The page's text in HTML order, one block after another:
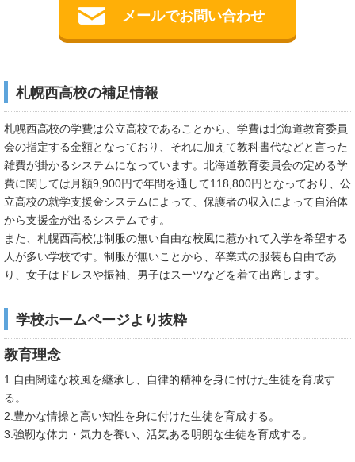
メールでお問い合わせ
札幌西高校の補足情報
札幌西高校の学費は公立高校であることから、学費は北海道教育委員
会の指定する金額となっており、それに加えて教科書代などと言った
雑費が掛かるシステムになっています。北海道教育委員会の定める学
費に関しては月額9,900円で年間を通して118,800円となっており、公
立高校の就学支援金システムによって、保護者の収入によって自治体
から支援金が出るシステムです。
また、札幌西高校は制服の無い自由な校風に惹かれて入学を希望する
人が多い学校です。制服が無いことから、卒業式の服装も自由であ
り、女子はドレスや振袖、男子はスーツなどを着て出席します。
学校ホームページより抜粋
教育理念
1.自由闊達な校風を継承し、自律的精神を身に付けた生徒を育成す
る。
2.豊かな情操と高い知性を身に付けた生徒を育成する。
3.強靭な体力・気力を養い、活気ある明朗な生徒を育成する。